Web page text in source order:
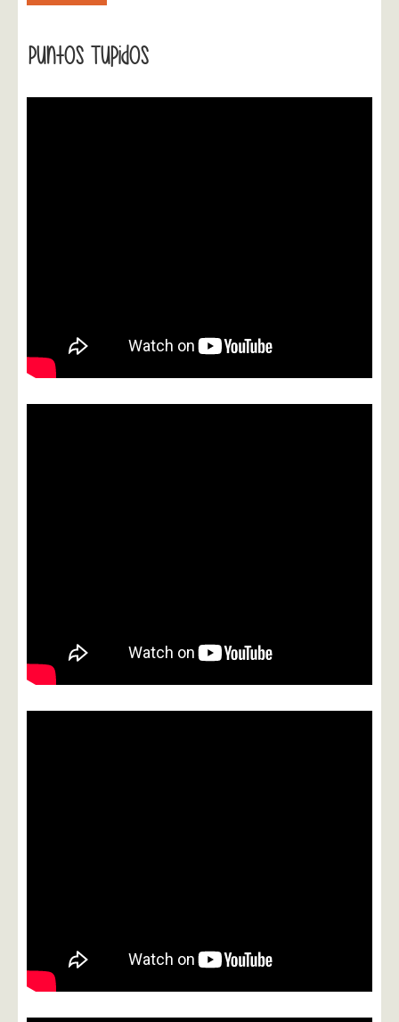
Puntos Tupidos